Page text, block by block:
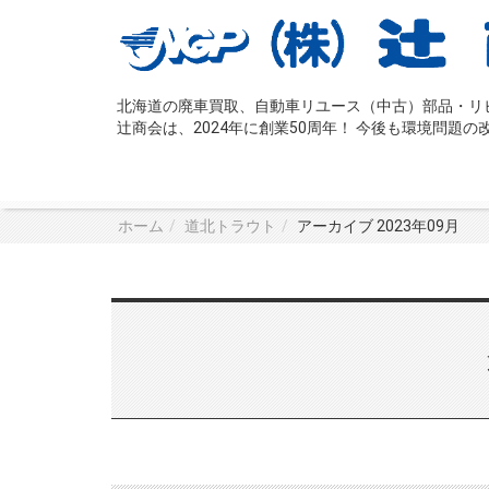
北海道の廃車買取、自動車リユース（中古）部品・
辻󠄀商会は、2024年に創業50周年！ 今後も環境問題の
ホーム 道北トラウト アーカイブ 2023年09月